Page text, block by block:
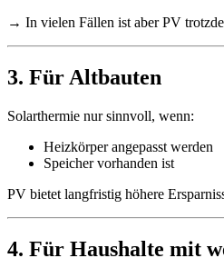
→ In vielen Fällen ist aber PV
3. Für Altbauten
Solarthermie nur sinnvoll, wenn:
Heizkörper angepasst werden
Speicher vorhanden ist
PV bietet langfristig höhere
4. Für Haushalte mit